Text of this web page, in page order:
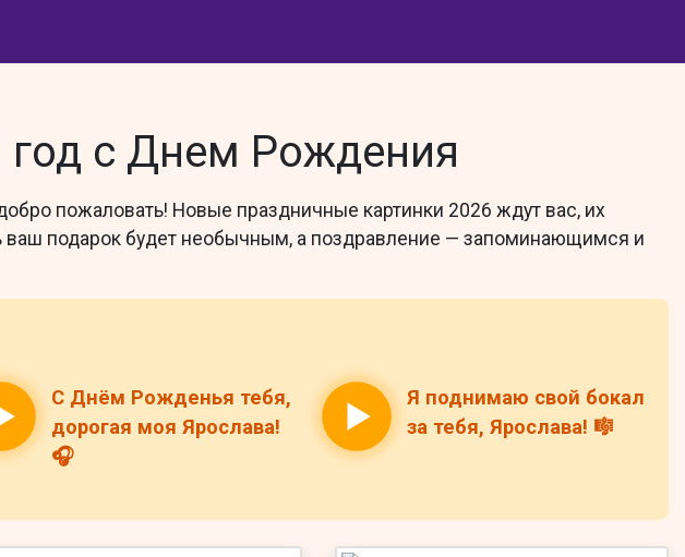
с Днем Рождения
пожаловать! Новые праздничные картинки 2026 ждут вас, их
ваш подарок будет необычным, а поздравление — запоминающимся и
С Днём Рожденья тебя,
дорогая моя Ярослава!
🎧
Я поднимаю свой бокал
за тебя, Ярослава! 🎼